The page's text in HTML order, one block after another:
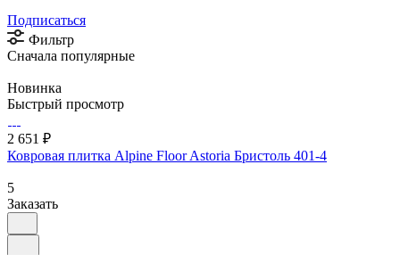
Подписаться
Фильтр
Сначала популярные
Новинка
Быстрый просмотр
2 651 ₽
Ковровая плитка Alpine Floor Astoria Бристоль 401-4
5
Заказать